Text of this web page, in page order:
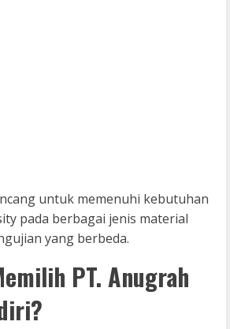
untuk memenuhi kebutuhan
pada berbagai jenis material
yang berbeda.
PT. Anugrah